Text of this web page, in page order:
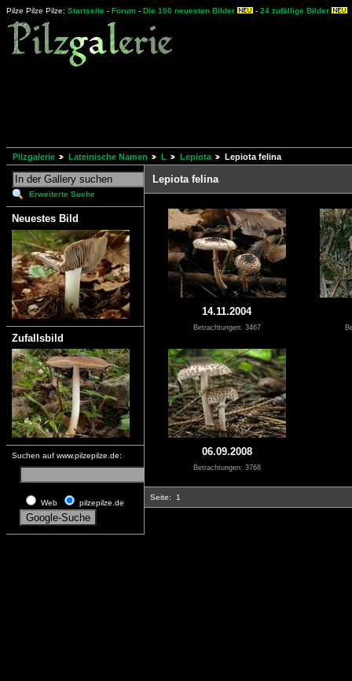
Pilze Pilze Pilze: Startseite - Forum - Die 100 neuesten Bilder - 24 zufällige Bilder
Pilzgalerie Lateinische Namen L Lepiota Lepiota felina
Erweiterte Suche
Neuestes Bild
Zufallsbild
Suchen auf www.pilzepilze.de:
Web pilzepilze.de
Lepiota felina
14.11.2004
Betrachtungen: 3467
06.09.2008
Betrachtungen: 3768
Seite: 1